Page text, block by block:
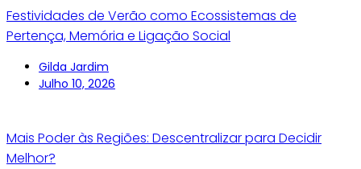
Festividades de Verão como Ecossistemas de
Pertença, Memória e Ligação Social
Gilda Jardim
Julho 10, 2026
Mais Poder às Regiões: Descentralizar para Decidir
Melhor?